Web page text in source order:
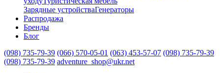
Зарядные устройстваГенераторы
Распродажа
Бренды
Блог
(098) 735-79-39 (066) 570-05-01 (063) 453-57-07 (098) 735-79-39
(098) 735-79-39 adventure_shop@ukr.net